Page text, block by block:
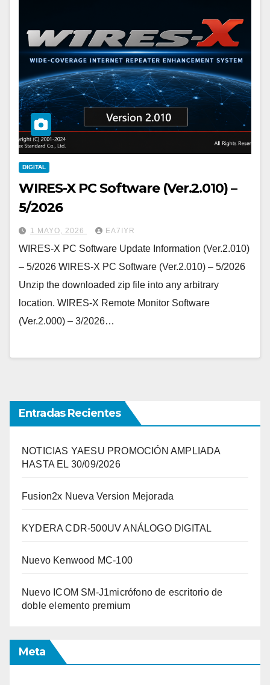
DIGITAL
WIRES-X PC Software (Ver.2.010) –
5/2026
1 MAYO, 2026 EA7IYR
WIRES-X PC Software Update Information (Ver.2.010)
– 5/2026 WIRES-X PC Software (Ver.2.010) – 5/2026
Unzip the downloaded zip file into any arbitrary
location. WIRES-X Remote Monitor Software
(Ver.2.000) – 3/2026…
Entradas Recientes
NOTICIAS YAESU PROMOCIÓN AMPLIADA
HASTA EL 30/09/2026
Fusion2x Nueva Version Mejorada
KYDERA CDR-500UV ANÁLOGO DIGITAL
Nuevo Kenwood MC-100
Nuevo ICOM SM-J1micrófono de escritorio de
doble elemento premium
Meta